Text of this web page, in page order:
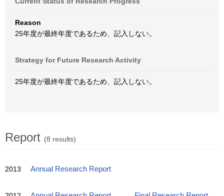
Reason
25年度が最終年度であるため、記入しない。
Strategy for Future Research Activity
25年度が最終年度であるため、記入しない。
Report (8 results)
2013 Annual Research Report